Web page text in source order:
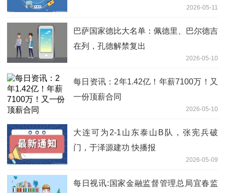
2026-05-11
巴萨国家德比大名单：佩德里、巴尔德吉
在列，孔德解禁复出
2026-05-10
每日资讯：2年1.42亿！年薪7100万！又
一份顶薪合同
2026-05-10
大连可为2-1山东泰山B队，张宪兵破
门，于泽源建功 快播报
2026-05-09
每日视讯:国家金融监督管理总局宜春监